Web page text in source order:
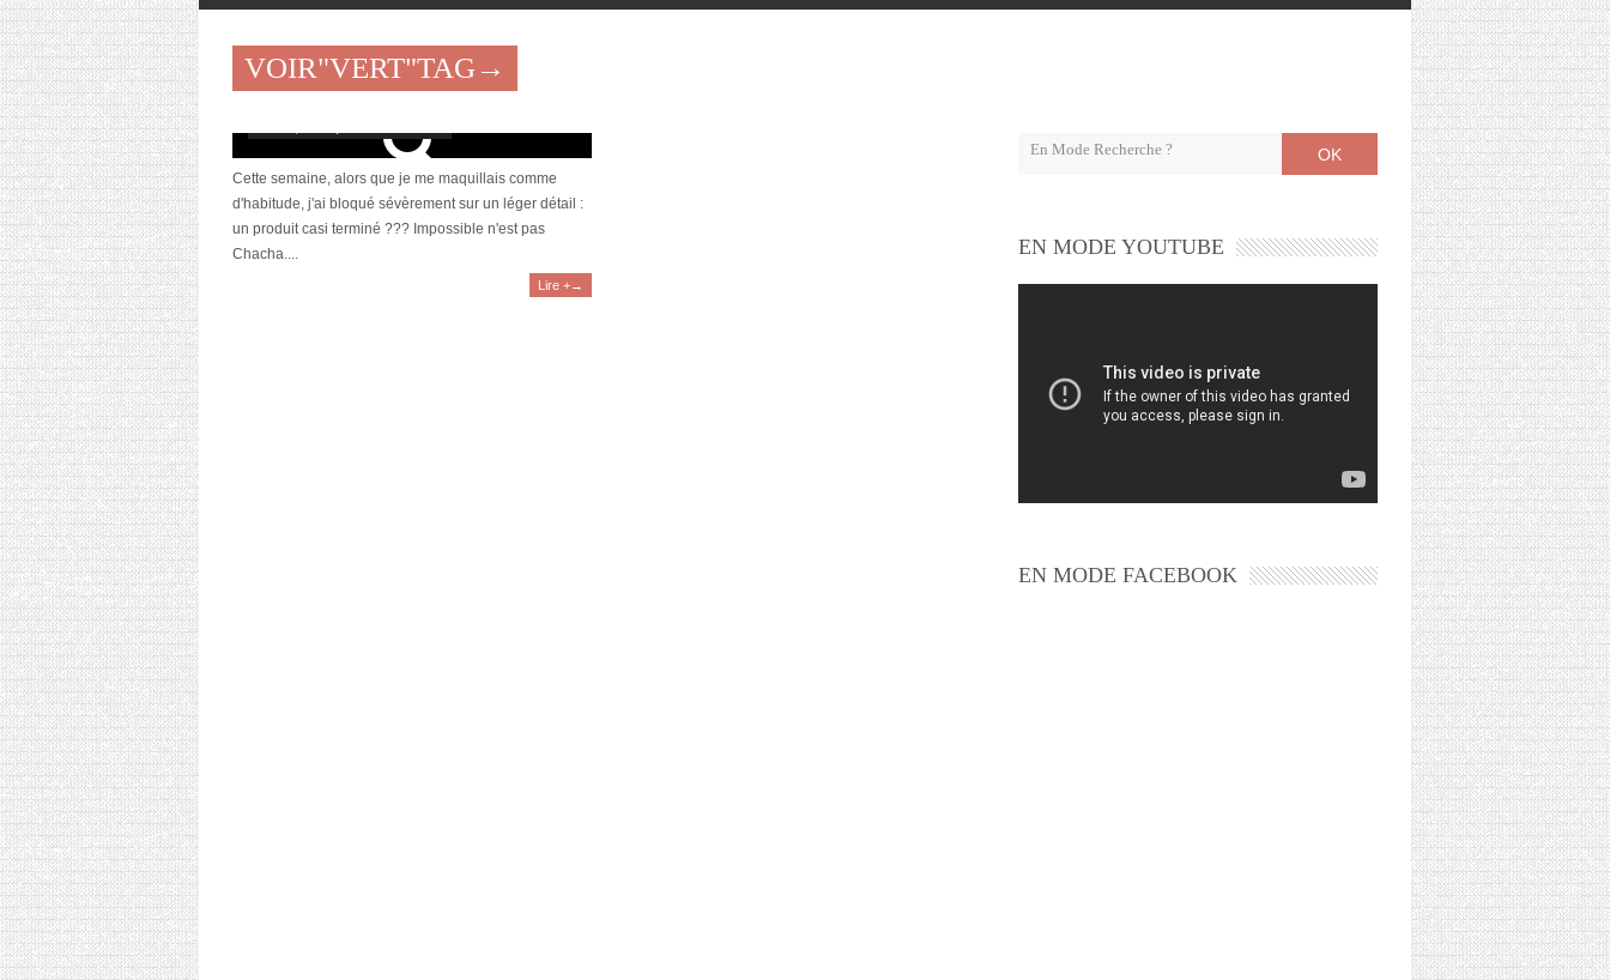
VOIR"VERT"TAG→
Cette semaine, alors que je me maquillais comme
d'habitude, j'ai bloqué sévèrement sur un léger détail :
un produit casi terminé ??? Impossible n'est pas
Chacha....
Lire +→
OK
EN MODE YOUTUBE
EN MODE FACEBOOK